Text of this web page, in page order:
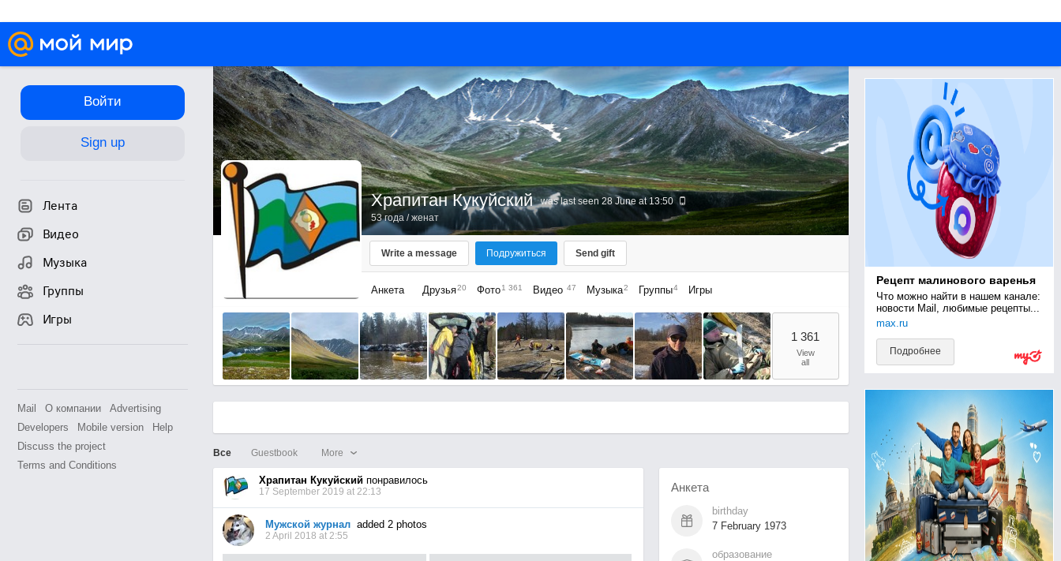
Войти
Sign up
Лента
Видео
Музыка
Группы
Игры
Mail О компании
Advertising
Developers
Mobile version
Help
Discuss the project
Terms and Conditions
Храпитан Кукуйский
was last seen 28 June at 13:50
53 года/ женат
Write a message Подружиться Send gift
Анкета Друзья20 Фото 1 361 Видео 47 Музыка2 Группы4 Игры
1 361
View
all
Все Guestbook More
Храпитан Кукуйскийпонравилось
17 September 2019 at 22:13
Мужской журналadded 2 photos
2 April 2018 at 2:55
Анкета
birthday
7 February 1973
образование
Рецепт малинового варенья
Что можно найти в нашем канале:
новости Mail, любимые рецепты...
max.ru
Подробнее